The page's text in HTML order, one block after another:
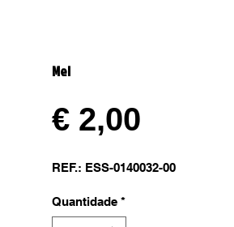
Mel
€ 2,00
REF.: ESS-0140032-00
Quantidade *